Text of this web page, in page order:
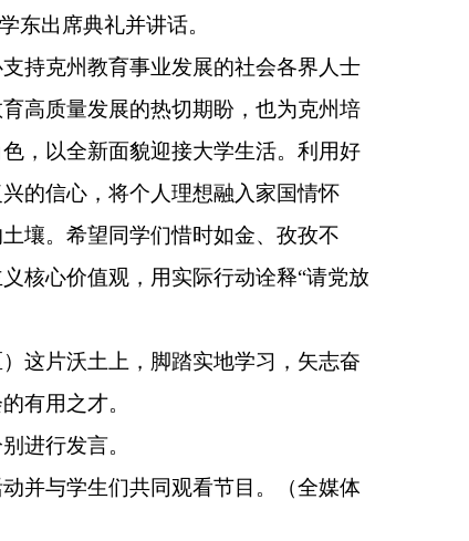
学生活。利用好
如金、孜孜不
行动诠释“请党放
地学习，矢志奋
节目。（全媒体